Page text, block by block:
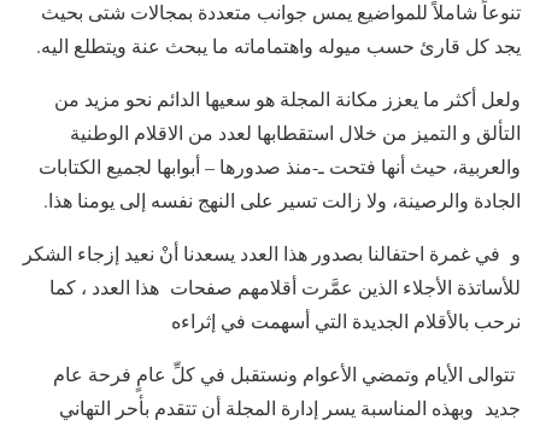
تنوعاً شاملاً للمواضيع يمس جوانب متعددة بمجالات شتى بحيث
يجد كل قارئ حسب ميوله واهتماماته ما يبحث عنة ويتطلع اليه.
ولعل أكثر ما یعزز مكانة المجلة هو سعیها الدائم نحو مزید من
التألق و التمیز من خلال استقطابها لعدد من الاقلام الوطنية
والعربية، حیث أنها فتحت ـ-منذ صدورها – أبوابها لجمیع الكتابات
الجادة والرصینة، ولا زالت تسیر على النهج نفسه إلى یومنا هذا.
و في غمرة احتفالنا بصدور هذا العدد يسعدنا أنْ نعيد إزجاء الشكر
للأساتذة الأجلاء الذين عمَّرت أقلامهم صفحات هذا العدد ، كما
نرحب بالأقلام الجديدة التي أسهمت في إثراءه
تتوالى الأيام وتمضي الأعوام ونستقبل في كلِّ عامٍ فرحة عام
جديد وبهذه المناسبة يسر إدارة المجلة أن تتقدم بأحر التهاني